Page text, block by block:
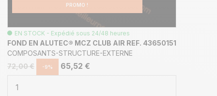
PROMO !
EN STOCK - Expédié sous 24/48 heures
FOND EN ALUTEC® MCZ CLUB AIR REF. 43650151
COMPOSANTS-STRUCTURE-EXTERNE
72,00 €
-9% 65,52 €